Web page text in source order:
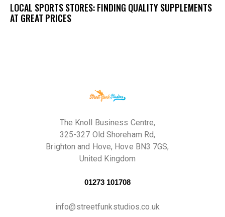
LOCAL SPORTS STORES: FINDING QUALITY SUPPLEMENTS
AT GREAT PRICES
The Knoll Business Centre,
325-327 Old Shoreham Rd,
Brighton and Hove, Hove BN3 7GS,
United Kingdom
01273 101708
info@streetfunkstudios.co.uk